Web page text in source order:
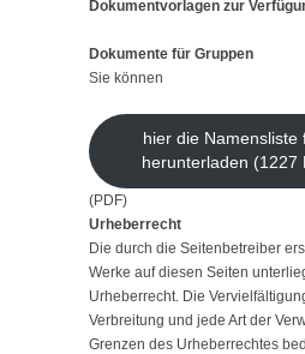
Dokumentvorlagen zur
Dokumente für Gruppen
Sie können
hier die Namensliste
herunterladen (1227
(PDF)
Urheberrecht
Die durch die Seitenbetreiber
Werke auf diesen Seiten
Urheberrecht. Die
Verbreitung und jede Art der
Grenzen des Urheberrechtes